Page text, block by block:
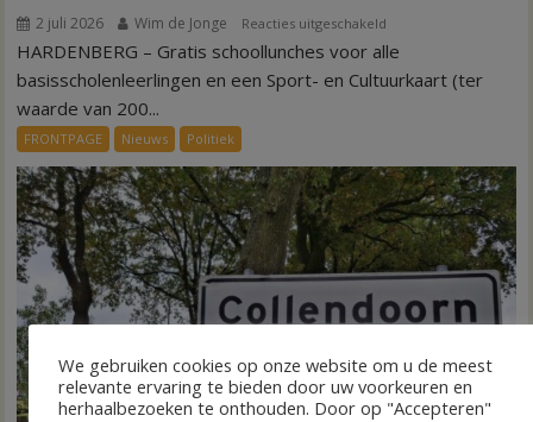
2 juli 2026 Wim de Jonge Reacties uitgeschakeld
Gratis
schoollunch
ijskast
HARDENBERG – Gratis schoollunches voor alle
basisscholenleerlingen en een Sport- en Cultuurkaart (ter
waarde van 200...
FRONTPAGE Nieuws Politiek
We gebruiken cookies op onze website om u de meest
relevante ervaring te bieden door uw voorkeuren en
herhaalbezoeken te onthouden. Door op "Accepteren"